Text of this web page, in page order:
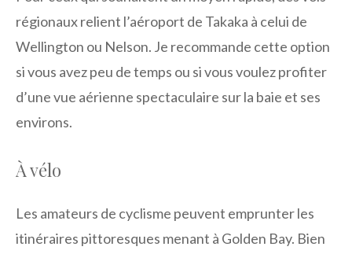
régionaux relient l’aéroport de Takaka à celui de
Wellington ou Nelson. Je recommande cette option
si vous avez peu de temps ou si vous voulez profiter
d’une vue aérienne spectaculaire sur la baie et ses
environs.
À vélo
Les amateurs de cyclisme peuvent emprunter les
itinéraires pittoresques menant à Golden Bay. Bien